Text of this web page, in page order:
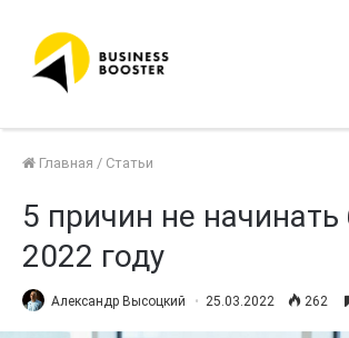
Главная / Статьи
5 причин не начинать
2022 году
Александр Высоцкий 25.03.2022 262